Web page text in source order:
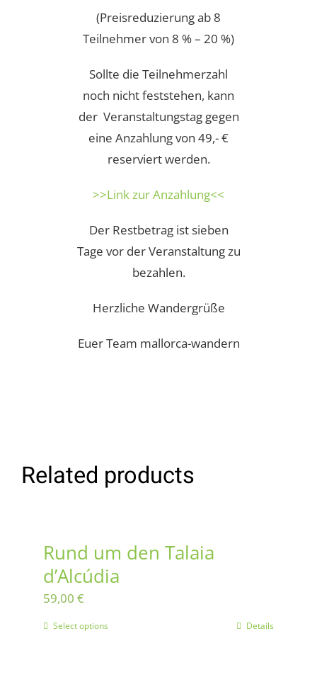
(Preisreduzierung ab 8
Teilnehmer von 8 % – 20 %)
Sollte die Teilnehmerzahl
noch nicht feststehen, kann
der Veranstaltungstag gegen
eine Anzahlung von 49,- €
reserviert werden.
>>Link zur Anzahlung<<
Der Restbetrag ist sieben
Tage vor der Veranstaltung zu
bezahlen.
Herzliche Wandergrüße
Euer Team mallorca-wandern
Related products
Rund um den Talaia
d’Alcúdia
59,00 €
Select options Details